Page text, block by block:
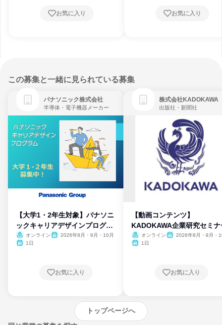
お気に入り お気に入り
この募集と一緒に見られている募集
パナソニック株式会社
半導体・電子機器メーカー
【大学1・2年生対象】パナソニ
ックキャリアデザインプログラ
ム
オンライン
2026年8月・9月・10月
1日
お気に入り
株式会社KADOKAWA
出版社・新聞社
【動画コンテンツ】
KADOKAWA企業研究セミナ
オンライン
2026年8月・9月・
1日
お気に入り
トップページへ